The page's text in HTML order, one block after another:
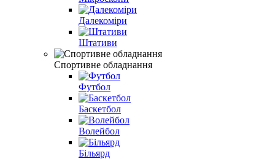
Далекоміри
Штативи
Спортивне обладнання
Футбол
Баскетбол
Волейбол
Більярд